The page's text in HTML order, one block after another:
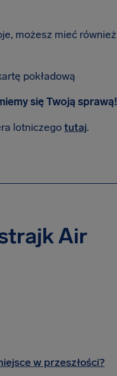
możesz mieć również
pokładową
się Twoją sprawą!
lotniczegotutaj.
Air
w przeszłości?